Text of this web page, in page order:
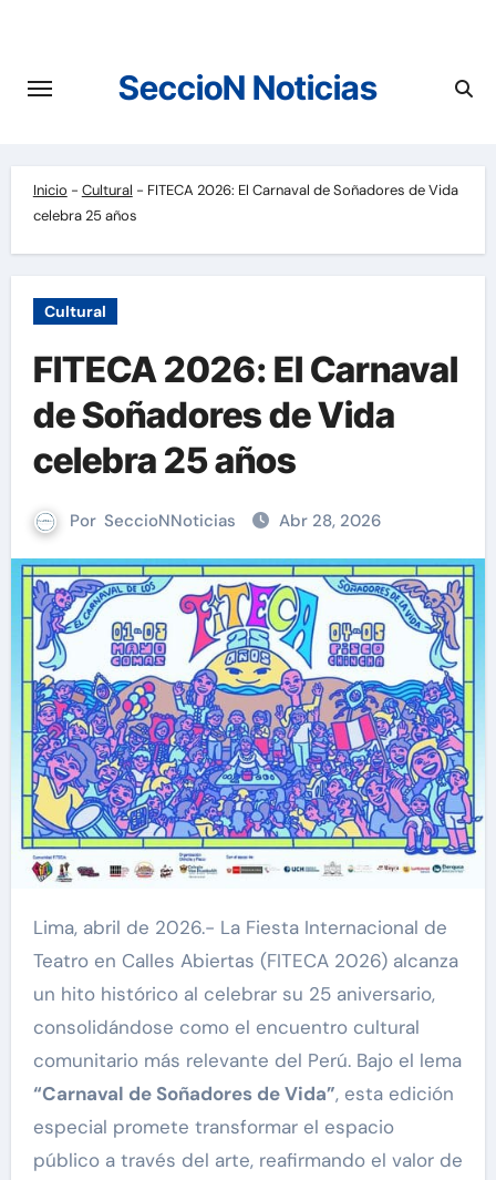
contenido
SeccioN Noticias
Inicio - Cultural - FITECA 2026: El Carnaval de Soñadores de Vida
celebra 25 años
Cultural
FITECA 2026: El Carnaval
de Soñadores de Vida
celebra 25 años
Por SeccioNNoticias Abr 28, 2026
Lima, abril de 2026.- La Fiesta Internacional de
Teatro en Calles Abiertas (FITECA 2026) alcanza
un hito histórico al celebrar su 25 aniversario,
consolidándose como el encuentro cultural
comunitario más relevante del Perú. Bajo el lema
“Carnaval de Soñadores de Vida”, esta edición
especial promete transformar el espacio
público a través del arte, reafirmando el valor de